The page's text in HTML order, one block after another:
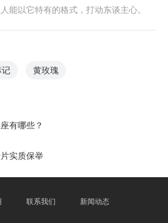
能以它特有的格式，打动东谈主心。
记 黄玫瑰
有哪些？
实质保举
联系我们 新闻动态